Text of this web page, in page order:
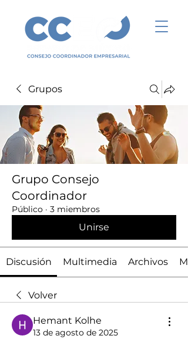
Grupos
Grupo Consejo
Coordinador
Público · 3 miembros
Unirse
Discusión Multimedia Archivos
Volver
Hemant Kolhe
13 de agosto de 2025